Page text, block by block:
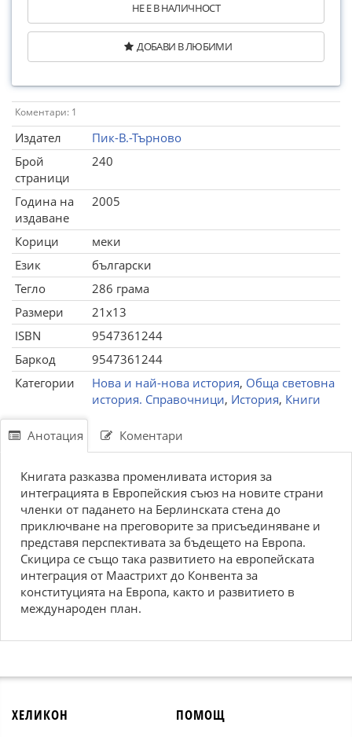
НЕ Е В НАЛИЧНОСТ
ДОБАВИ В ЛЮБИМИ
Коментари: 1
Издател
Пик-В.-Търново
Брой
страници
240
Година на
издаване
2005
Корици
меки
Език
български
Тегло
286 грама
Размери
21x13
ISBN
9547361244
Баркод
9547361244
Категории
Нова и най-нова история, Обща световна
история. Справочници, История, Книги
Анотация Коментари
Книгата разказва променливата история за
интеграцията в Европейския съюз на новите страни
членки от падането на Берлинската стена до
приключване на преговорите за присъединяване и
представя перспективата за бъдещето на Европа.
Скицира се също така развитието на европейската
интеграция от Маастрихт до Конвента за
конституцията на Европа, както и развитието в
международен план.
ХЕЛИКОН ПОМОЩ